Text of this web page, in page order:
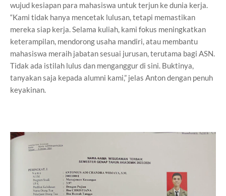
wujud kesiapan para mahasiswa untuk terjun ke dunia kerja.
“Kami tidak hanya mencetak lulusan, tetapi memastikan
mereka siap kerja. Selama kuliah, kami fokus meningkatkan
keterampilan, mendorong usaha mandiri, atau membantu
mahasiswa meraih jabatan sesuai jurusan, terutama bagi ASN.
Tidak ada istilah lulus dan menganggur di sini. Buktinya,
tanyakan saja kepada alumni kami,” jelas Anton dengan penuh
keyakinan.